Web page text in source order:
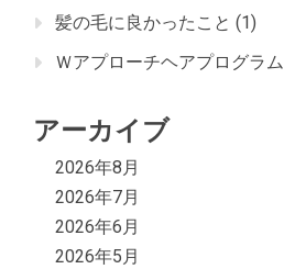
髪の毛に良かったこと (1)
Ｗアプローチヘアプログラム
アーカイブ
2026年8月
2026年7月
2026年6月
2026年5月